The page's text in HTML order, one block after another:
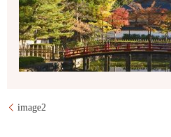
image2